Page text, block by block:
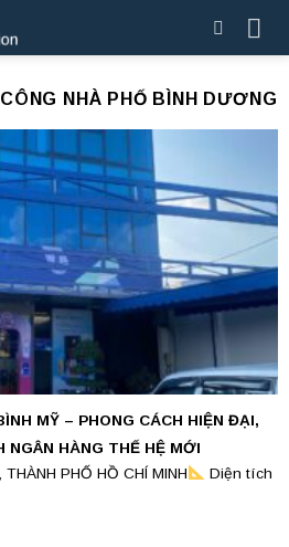
NHÀ PHỐ BÌNH DƯƠNG
MỸ – PHONG CÁCH HIỆN ĐẠI,
NGÂN HÀNG THẾ HỆ MỚI
PHỐ HỒ CHÍ MINH
Diện tích